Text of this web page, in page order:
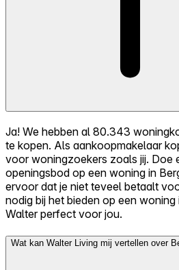
Ja! We hebben al 80.343
te kopen. Als aankoopmakelaar
voor woningzoekers zoals jij. Doe
openingsbod op een woning in
ervoor dat je niet teveel betaalt
nodig bij het bieden op een woning
Walter perfect voor jou.
Wat kan Walter Living mij vertellen over